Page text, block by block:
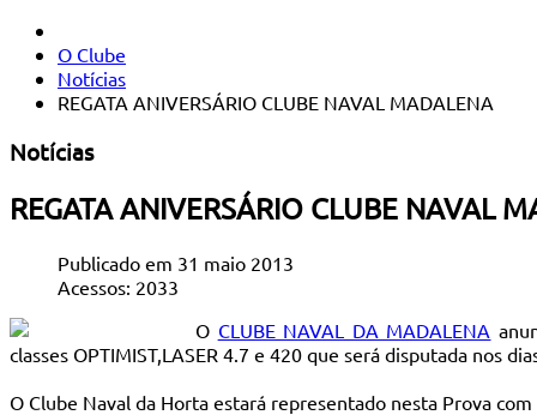
O Clube
Notícias
REGATA ANIVERSÁRIO CLUBE NAVAL MADALENA
Notícias
REGATA ANIVERSÁRIO CLUBE NAVAL
Publicado em 31 maio 2013
Acessos: 2033
O CLUBE NAVAL DA MADALENA
classes OPTIMIST,LASER 4.7 e 420 que será disputada nos
O Clube Naval da Horta estará representado nesta Prova